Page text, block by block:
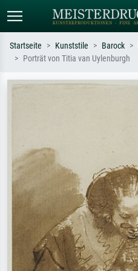
Suchen Sie nach Künstlern, Werktiteln
Startseite Kunststile Barock
Porträt von Titia van Uylenburgh